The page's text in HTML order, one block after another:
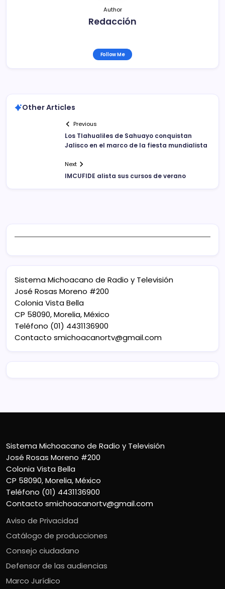
Author
Redacción
Follow Me
Other Articles
Previous
Los Tlahualiles de Sahuayo conquistan
Jalisco en el marco de la fiesta mundialista
Next
IMCUFIDE alista sus cursos de verano
Sistema Michoacano de Radio y Televisión
José Rosas Moreno #200
Colonia Vista Bella
CP 58090, Morelia, México
Teléfono (01) 4431136900
Contacto smichoacanortv@gmail.com
Sistema Michoacano de Radio y Televisión
José Rosas Moreno #200
Colonia Vista Bella
CP 58090, Morelia, México
Teléfono (01) 4431136900
Contacto smichoacanortv@gmail.com
Aviso de Privacidad
Catálogo de producciones
Consejo ciudadano
Defensor de las audiencias
Marco Jurídico